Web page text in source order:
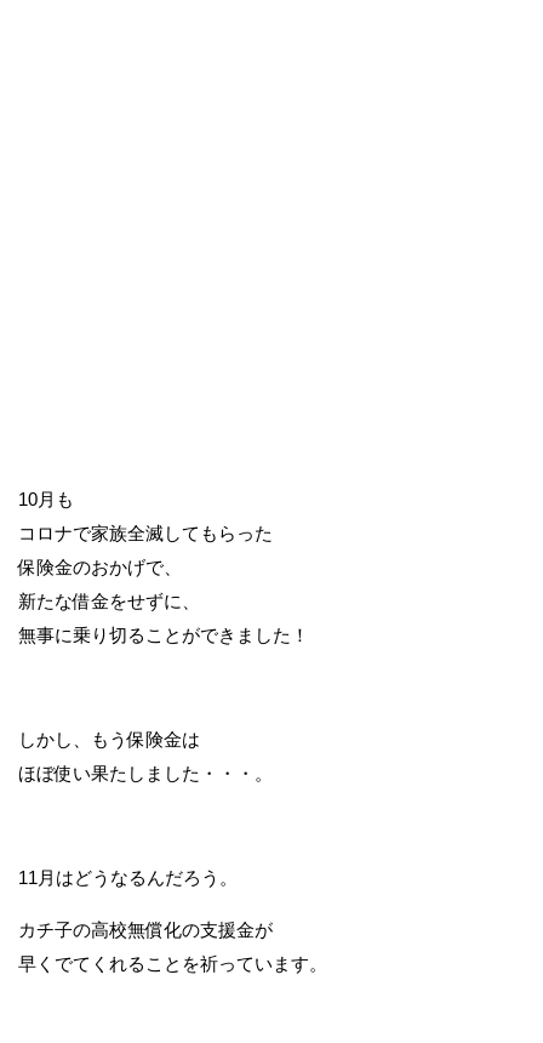
10月も
コロナで家族全滅してもらった
保険金のおかげで、
新たな借金をせずに、
無事に乗り切ることができました！
しかし、もう保険金は
ほぼ使い果たしました・・・。
11月はどうなるんだろう。
カチ子の高校無償化の支援金が
早くでてくれることを祈っています。